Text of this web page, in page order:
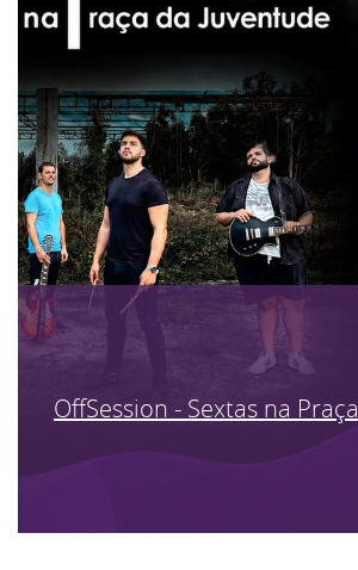
OffSession - Sextas na Praça